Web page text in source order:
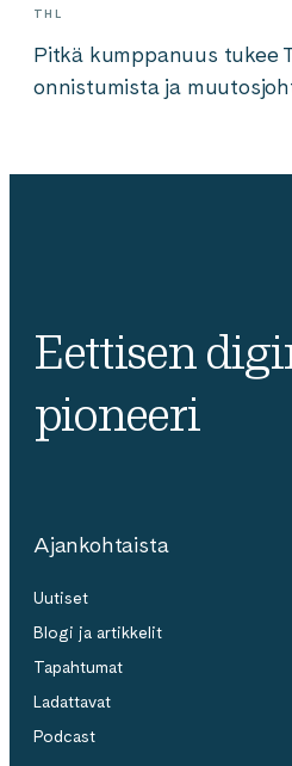
THL
Pitkä kumppanuus tukee
onnistumista ja
Eettisen
pioneeri
Ajankohtaista
Uutiset
Blogi ja artikkelit
Tapahtumat
Ladattavat
Podcast